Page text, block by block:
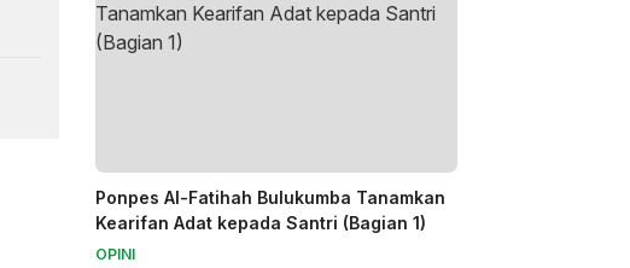
Ponpes Al-Fatihah Bulukumba Tanamkan
Kearifan Adat kepada Santri (Bagian 1)
OPINI